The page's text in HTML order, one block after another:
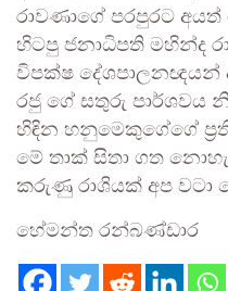
රාවණාගේ පරපුරට
හිටපු ජනාධිපති මහින්ද
විපක්ෂ දේශපාලනඥයන් ද
රජු ගේ සතුරු
හිඳින හනුමෙකුගේගේ
මේ තාක් සිතා ගත
කරුණු රාශියක් අප වටා
හේමන්ත රන්බණ්ඩාර